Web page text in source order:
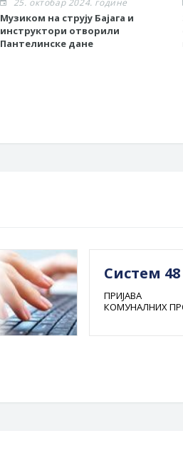
25. октобар 2024. године
Музиком на струју Бајага и
инструктори отворили
Пантелинске дане
Систем 48
ПРИЈАВА
КОМУНАЛНИХ